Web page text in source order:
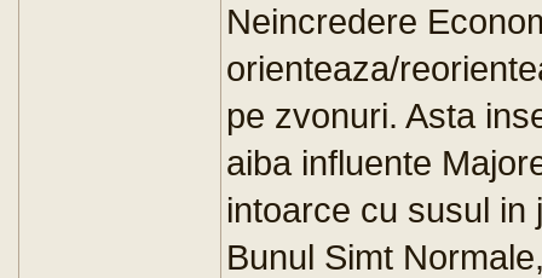
Neincredere
orienteaza/
pe zvonuri. Asta
aiba influente
intoarce cu susul in
Bunul Simt